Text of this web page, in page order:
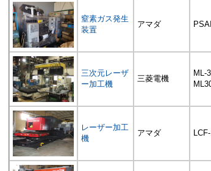
窒素ガス発生
装置
アマダ
三次元レーザ
ー加工機
三菱電機
ML-
レーザー加工
機
アマダ